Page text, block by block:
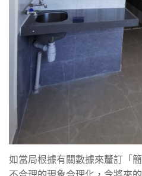
如當局根據有關數據來釐訂「